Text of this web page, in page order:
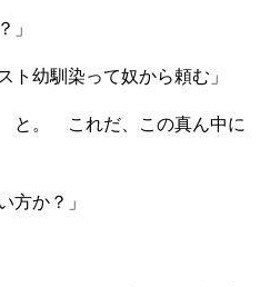
」
幼馴染って奴から頼む」
。 これだ、この真ん中に
か？」